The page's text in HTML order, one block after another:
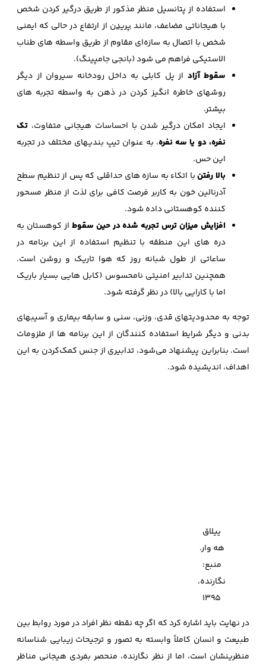
استفاده از پتانسیل منظر مذکور از طریق درگیر کردن شخص
با هیجاناتی مضاعف، مانندپریدن از ارتفاع در حالی که ایمنی
شخص با اتصال به سازه‌ای مقاوم از طریق واسطه‌ های طناب
الاستیکی فراهم می‌ شود (بانجی جامپینگ).
سقوط آزاد از پل کابلی به داخل رودخانه سیروان از دیگر
روشهای خاطره انگیز‌ کردن در ذهن به واسطه تجربه‌ های
بیشتر.
ایجاد امکان درگیر شدن با احساسات هیجانی متفاوت، تک
نفره، دو یا سه نفره، به عنوان تیپ‌ بندیهای مختلف در تجربه
این حس.
بالا رفتنبا اتکاء به سازه‌ های حداقلی که پس از تنظیم سطح
آدرنالین خون به کاربر فرصت کافی برای لذت از منظر مسحور
کننده کوهستانی داده شود.
افزایش میزان ترس تجربه شده در حین سقوط از کوهستان به
دره‌ های این منطقه با تنظیم استفاده از این برنامه در
ساعاتی از طول شبانه‌ روز که هوا تاریک و روشن است.
همچنین تدابیر امنیتی نامحسوس (کابل هایی بسیار باریک
اما با کارایی بالا) در نظر گرفته شود.
توجه به محدودیتهای قدی، وزنی، سنی و سابقه بیماری و آسیبهای
بدنی و دیگر شرایط استفاده کنندگان از این برنامه‌ ها از ملزومات
است. بنابراین پیشنهاد می‌شود، تدابیری از جنس کمک‌کردن به این
اهداف، اندیشیده شود.
ییلاق
هه وار.
منبع:
نگارنده،
1395
در نهایت باید اشاره کرد که اگر چه نقطه نظر افراد در مورد روابط بین
طبیعت و انسان کاملاً وابسته به تصور و ترجیحات زیبایی‌ شناسانه‌
منظرینشان است، اما از نظر نگارنده، منحصر بفردی هیجانی مناظر